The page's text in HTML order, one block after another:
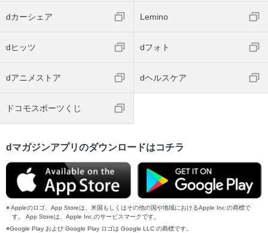
dカーシェア Lemino
dヒッツ dフォト
dアニメストア dヘルスケア
ドコモスポーツくじ
dマガジンアプリのダウンロードはコチラ
Appleのロゴ、App Storeは、米国もしくはその他の国や地域におけるApple Inc.の商標で
す。 App Storeは、Apple Inc.のサービスマークです。
Google Play および Google Play ロゴは Google LLC の商標です。